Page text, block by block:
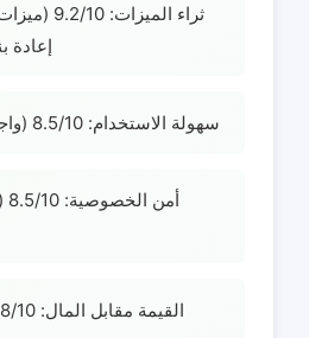
ثراء
إعادة
سهولة الاستخدام: 8.5/10 (واجهة أكثر تعقيدا)
القيمة مقابل المال: 7.8/10 (سعر أعلى)